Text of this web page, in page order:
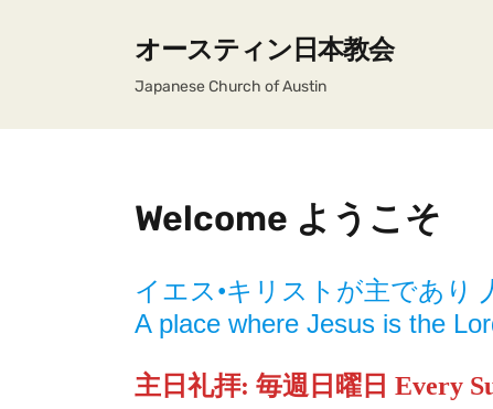
オースティン日本教会
Japanese Church of Austin
Welcome ようこそ
イエス•キリストが主であり
A place where Jesus is the
主日礼拝: 毎週日曜日 Every